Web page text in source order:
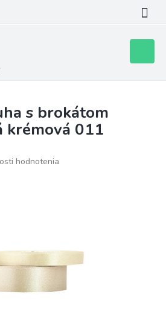
košík
s brokátom
krémová 011
hodnotenia